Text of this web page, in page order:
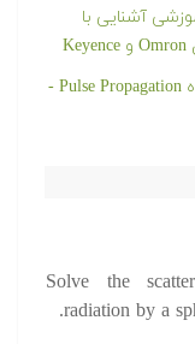
آشنایی با
دانلود رایگان کد و پروژه آماده Pulse Propagation -
Solve the
radiation by a